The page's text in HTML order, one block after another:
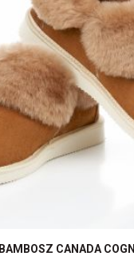
Do koszyka
BAMBOSZ CANADA